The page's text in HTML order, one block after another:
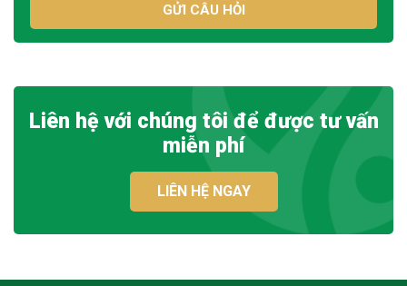
GỬI CÂU HỎI
Liên hệ với chúng tôi để được tư vấn
miễn phí
LIÊN HỆ NGAY